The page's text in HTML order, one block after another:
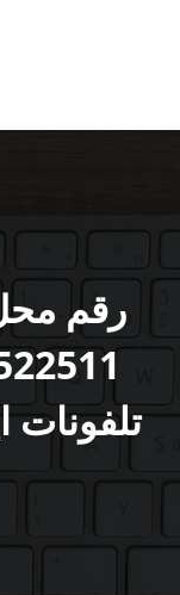
رقم
تلفونات